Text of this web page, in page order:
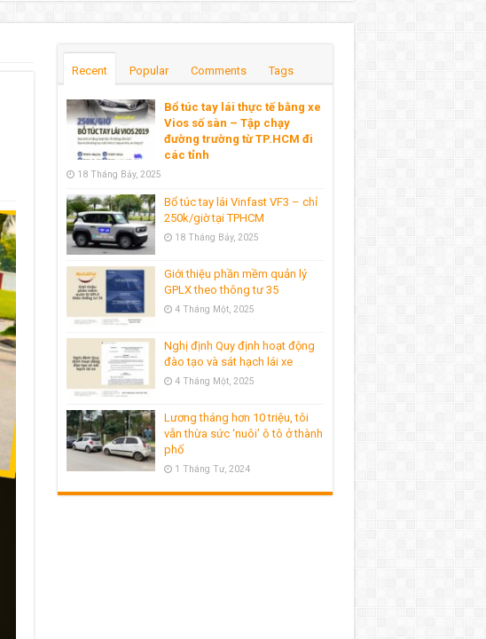
Recent Popular Comments Tags
Bổ túc tay lái thực tế bằng xe
Vios số sàn – Tập chạy
đường trường từ TP.HCM đi
các tỉnh
18 Tháng Bảy, 2025
Bổ túc tay lái Vinfast VF3 – chỉ
250k/giờ tại TPHCM
18 Tháng Bảy, 2025
Giới thiệu phần mềm quản lý
GPLX theo thông tư 35
4 Tháng Một, 2025
Nghị định Quy định hoạt động
đào tạo và sát hạch lái xe
4 Tháng Một, 2025
Lương tháng hơn 10 triệu, tôi
vẫn thừa sức ‘nuôi’ ô tô ở thành
phố
1 Tháng Tư, 2024